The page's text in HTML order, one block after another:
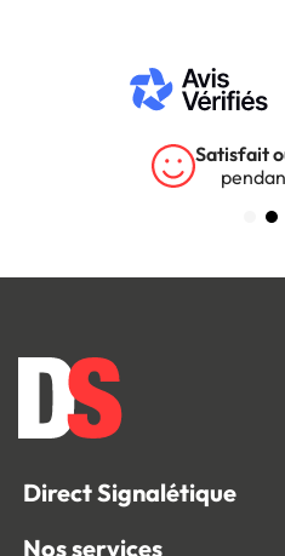
Satisfait
Direct Signalétique
Nos services